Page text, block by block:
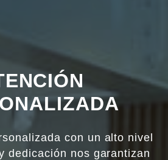
con un alto nivel
dedicación nos garantizan